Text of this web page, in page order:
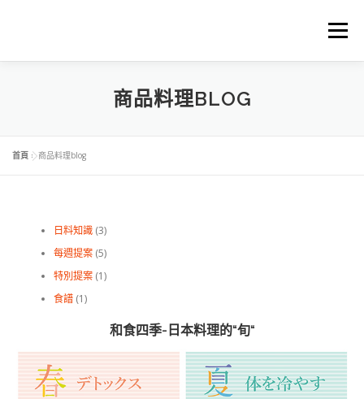
選單
關於中琉物產 代理進口品牌
料理食譜下載
商品料理BLOG
首頁 »商品料理blog
日料知識(3)
每週提案(5)
特別提案(1)
食譜(1)
和食四季-日本料理的“旬“